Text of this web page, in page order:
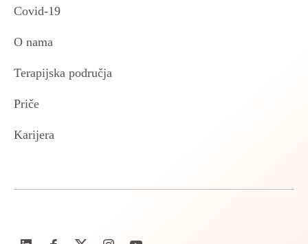
Covid-19
O nama
Terapijska područja
Priče
Karijera